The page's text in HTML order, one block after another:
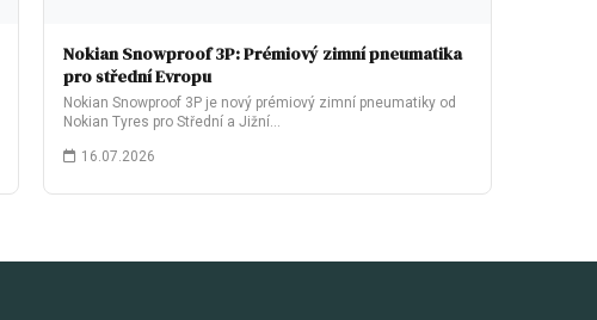
Nokian Snowproof 3P: Prémiový zimní pneumatika
pro střední Evropu
Nokian Snowproof 3P je nový prémiový zimní pneumatiky od
Nokian Tyres pro Střední a Jižní…
16.07.2026